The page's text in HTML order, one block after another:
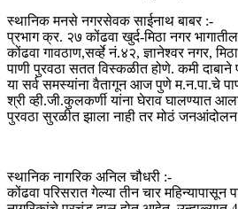
स्थानिक मनसे नगरसेवक साईनाथ बाबर :-
प्रभाग क्र. २७ कोंढवा खुर्द-मिठा नगर
कोंढवा गावठाण,सर्व्हे नं.४२, ज्ञानेश्वर नगर,
पाणी पुरवठा सतत विस्कळीत होणे. कमी
या सर्व समस्यांना वैतागून आज पुणे म.न.पा.चे
श्री व्ही.जी.कुलकर्णी यांना घेराव घालण्यात
पुरवठा सुरळीत झाला नाही तर मोठं जनआंदोलन
स्थानिक नागरिक अनिल चौधरी :-
कोंढवा परिसरात गेल्या तीन चार महिन्यापासून